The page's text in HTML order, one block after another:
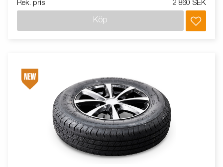
Rek. pris 2 860 SEK
Köp